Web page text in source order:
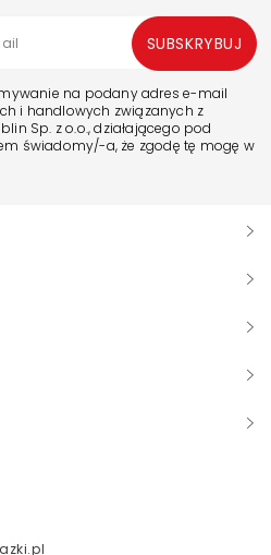
na podany adres e-mail
i handlowych związanych z
Sp. z o.o., działającego pod
świadomy/-a, że zgodę tę mogę w
SUBSKRYBUJ